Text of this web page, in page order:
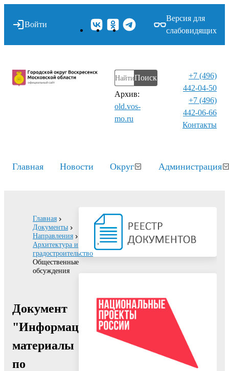
Войти
Версия для
слабовидящих
Поиск
Архив:
old.vos-
mo.ru
+7 (496)
442-04-50
+7 (496)
442-06-66
Контакты⁠
Главная Новости Округ Администрация
Главная
Документы
Направления
Архитектура и
градостроительство
Общественные
обсуждения
Документ
"Информационные
материалы
по